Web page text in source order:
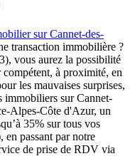
sur Cannet-des-
transaction immobilière ?
vous aurez la possibilité
à proximité, en
les mauvaises surprises,
immobiliers sur Cannet-
Alpes-Côte d'Azur, un
35% sur tous vos
en passant par notre
de prise de RDV via